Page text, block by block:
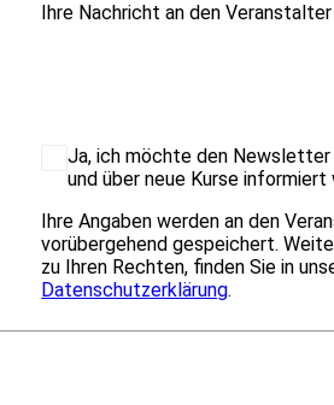
Ihre Nachricht an den
Ja, ich möchte den Newsletter
und über neue Kurse informiert
Ihre Angaben werden an den
vorübergehend gespeichert.
zu Ihren Rechten, finden Sie in
Datenschutzerklärung.